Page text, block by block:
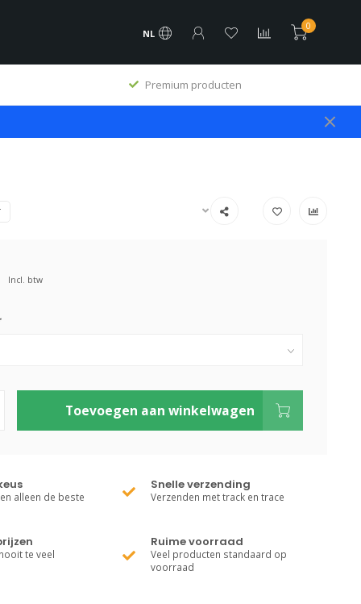
NL
0
Premium producten
Incl. btw
Toevoegen aan winkelwagen
alleen de beste
Snelle verzending
Verzenden met track en trace
te veel
Ruime voorraad
Veel producten standaard op
voorraad